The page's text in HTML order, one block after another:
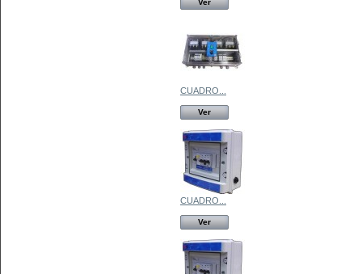
Ver
CUADRO...
Ver
CUADRO...
Ver